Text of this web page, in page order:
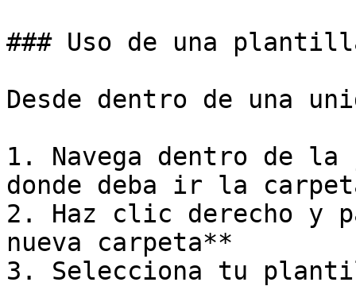
### Uso de una
Desde dentro de una
1. Navega dentro de
donde deba ir la
2. Haz clic derecho y
nueva carpeta**
3. Selecciona tu